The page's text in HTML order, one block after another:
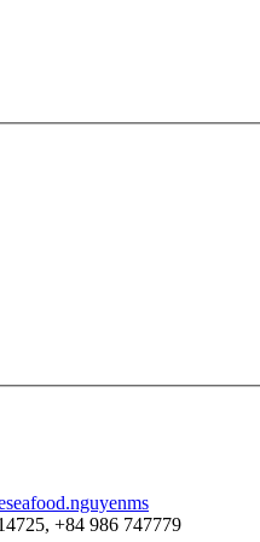
+84 986 747779